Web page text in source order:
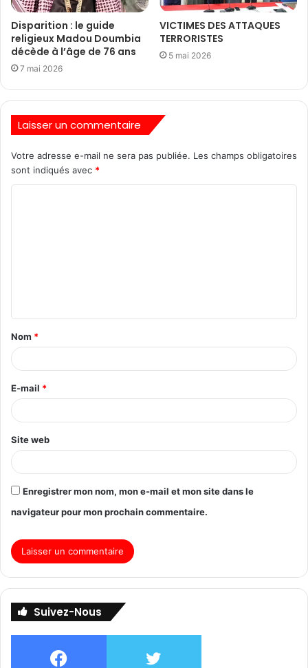
Disparition : le guide
religieux Madou Doumbia
décède à l’âge de 76 ans
7 mai 2026
VICTIMES DES ATTAQUES
TERRORISTES
5 mai 2026
Laisser un commentaire
Votre adresse e-mail ne sera pas publiée. Les champs obligatoires
sont indiqués avec *
Nom *
E-mail *
Site web
Enregistrer mon nom, mon e-mail et mon site dans le
navigateur pour mon prochain commentaire.
Suivez-Nous